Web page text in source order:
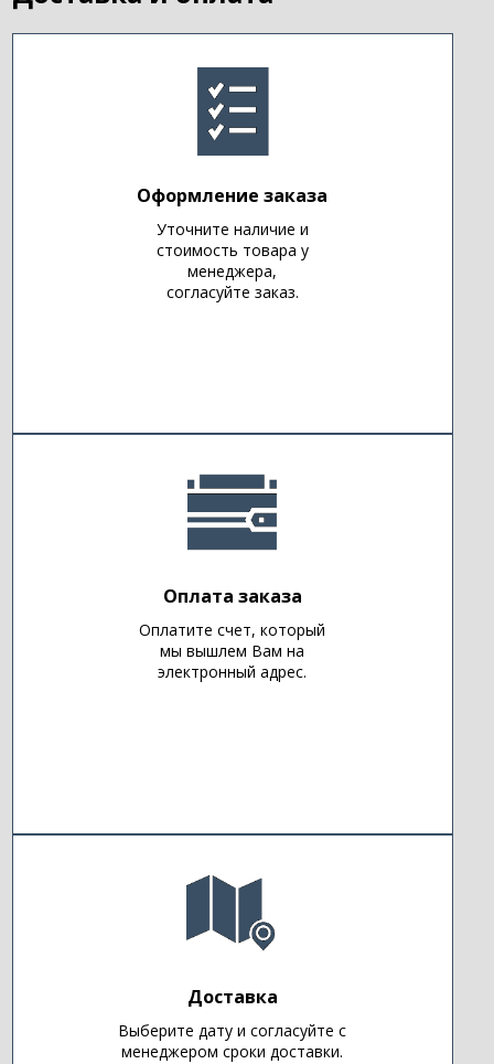
Оформление заказа
Уточните наличие и
стоимость товара у
менеджера,
согласуйте заказ.
Оплата заказа
Оплатите счет, который
мы вышлем Вам на
электронный адрес.
Доставка
Выберите дату и согласуйте с
менеджером сроки доставки.